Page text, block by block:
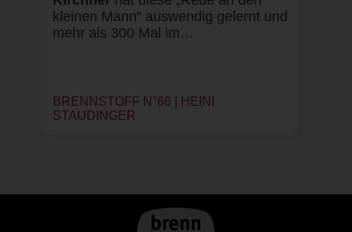
kleinen Mann“ auswendig gelernt und
mehr als 300 Mal im…
BRENNSTOFF N°66 |
HEINI
STAUDINGER